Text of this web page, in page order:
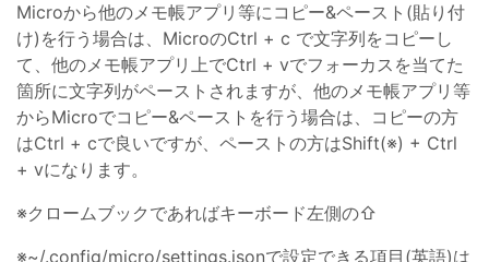
Microから他のメモ帳アプリ等にコピー&ペースト(貼り付
け)を行う場合は、MicroのCtrl + c で文字列をコピーし
て、他のメモ帳アプリ上でCtrl + vでフォーカスを当てた
箇所に文字列がペーストされますが、他のメモ帳アプリ等
からMicroでコピー&ペーストを行う場合は、コピーの方
はCtrl + cで良いですが、ペーストの方はShift(※) + Ctrl
+ vになります。
※クロームブックであればキーボード左側の⇧
※~/.config/micro/settings.jsonで設定できる項目(英語)は